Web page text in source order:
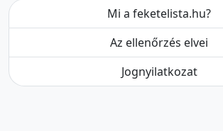
Mi a feketelista.hu?
Az ellenőrzés elvei
Jognyilatkozat